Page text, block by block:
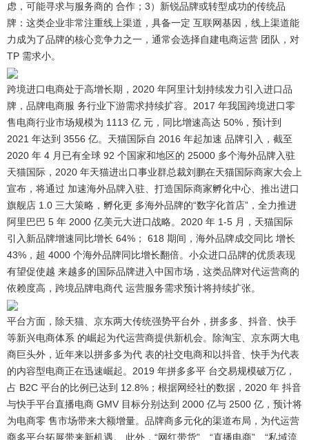
虑，可能寻求与服务商的 合作；3）新锐品牌或转型成功的传统品
牌：这类企业非常注重线上渠道，具备一定 互联网基因，线上渠道能
力成为了品牌的核心竞争力之一，通常会选择自建电商运营 团队，对
TP 需求小。
跨境进口电商处于高增长期，2020 年阿里计划持续发力引入进口品
牌，品牌电商服 务行业下游需求持续扩容。 2017 年我国跨境进口零
售电商行业市场规模为 1113 亿 元，同比增速高达 50%，预计到
2021 年达到 3556 亿。天猫国际自 2016 年起加速 品牌引入，截至
2020 年 4 月已有全球 92 个国家和地区的 25000 多个海外品牌入驻
天猫国际，2020 年天猫进出口事业群总裁刘鹏在天猫国际商家大会上
宣布，将通过 加速海外品牌入驻、打造国际商家孵化中心、推出进口
旗舰店 1.0 三大策略，孵化更 多海外品牌的“数字化首店”，全力推进
阿里巴巴 5 年 2000 亿美元大进口战略。2020 年 1-5 月，天猫国际
引入新品牌增速同比增长 64%； 618 期间，海外品牌成交同比 增长
43%，超 4000 个海外品牌同比增长翻倍。小众进口品牌的优质表现
有望促使越 来越多的国际品牌进入中国市场，这类品牌对代运营商的
依赖度高，跨境品牌电商代 运营服务需求预计将持续扩张。
平台方面，除天猫、京东两大传统强势平台外，拼多多、抖音、快手
等新兴电商体系 的崛起为代运营商提供新机会。
除淘宝、京东两大电
商巨头外，近年来以拼多多为代 表的社交电商和以抖音、快手为代表
的内容型电商正在迅速崛起。2019 年拼多多平 台交易规模破万亿，
占 B2C 平台的比例已达到 12.8%；根据网经社的数据，2020 年 抖音
与快手平台直播电商 GMV 目标分别达到 2000 亿与 2500 亿，预计将
为电商零 售市场带来大额增量。品牌商多元化的渠道布局，为代运营
商多平台拓展带来新机遇。 此外，“网红带货”、“直播电商”、“私域流